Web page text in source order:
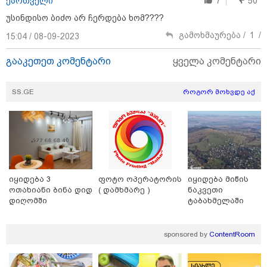
ჭურვი გამორიყა, ადგილზე
მობილიზებულია პოლიცია და
სამაშველო" - რას წერს და რა
კადრებს აქვეყნებს თათია
ნიკოლაშვილი?
"რუსეთმა განახორციელა
20%-ის ოკუპაცია და
სააკაშვილის, მისი რეჟიმის
ღალატი ვერანაირად ვერ
გადაფარავს ამ დანაშაულს" -
ირაკლი კობახიძე
"ძალიან ბევრ ინფორმაციას
ვიღებთ ხალხისგან" - რას წერს
ადვოკატი ტარიელ კაკაბაძე
უსინდისო ბიძო არ ჩერდება ხომ????
15:04 / 08-09-2023
გამოხმაურება / 1 /
გააკეთეთ კომენტარი ყველა კომენტარი
SS.GE როგორ მოხვდე აქ
იყიდება 3
ოთახიანი ბინა დიდ
დიღომში
ფოტო ოპერატორის
( დამხმარე )
იყიდება მიწის
ნაკვეთი
ტაბახმელაში
sponsored by ContentRoom